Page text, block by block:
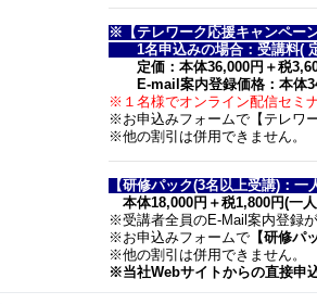
※【テレワーク応援キャンペー
1名申込みの場合：受講料(
定価：本体36,000円＋税
E-mail案内登録価格：本体
※１名様でオンライン配信セミ
※お申込みフォームで【テレワ
※他の割引は併用できません。
【研修パック(3名以上受講)：一
本体18,000円＋税1,800円(一
※受講者全員のE-Mail案内登録が
※お申込みフォームで【研修パッ
※他の割引は併用できません。
※当社Webサイトからの直接申